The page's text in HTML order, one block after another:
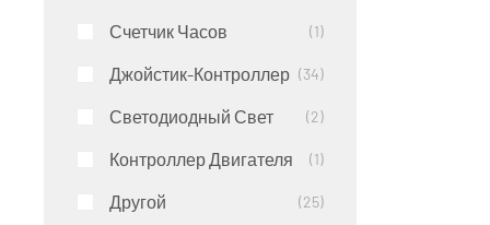
Счетчик Часов 1
Джойстик-Контроллер 34
Светодиодный Свет 2
Контроллер Двигателя 1
Другой 25